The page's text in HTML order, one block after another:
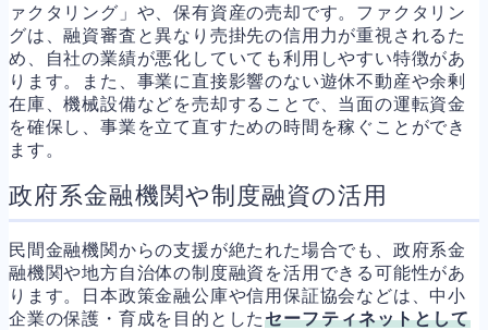
ァクタリング」や、保有資産の売却です。ファクタリン
グは、融資審査と異なり売掛先の信用力が重視されるた
め、自社の業績が悪化していても利用しやすい特徴があ
ります。また、事業に直接影響のない遊休不動産や余剰
在庫、機械設備などを売却することで、当面の運転資金
を確保し、事業を立て直すための時間を稼ぐことができ
ます。
政府系金融機関や制度融資の活用
民間金融機関からの支援が絶たれた場合でも、政府系金
融機関や地方自治体の制度融資を活用できる可能性があ
ります。日本政策金融公庫や信用保証協会などは、中小
企業の保護・育成を目的としたセーフティネットとして